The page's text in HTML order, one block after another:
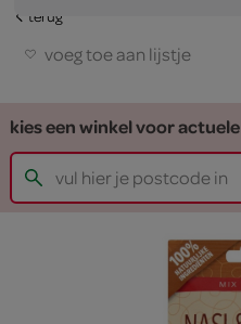
terug
voeg toe aan lijstje
kies een winkel voor